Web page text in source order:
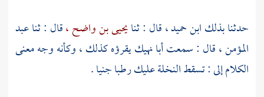
حدثنا بذلكابن حميد، قال : ثنايحيى بن واضح ،قال : ثناعبد
المؤمن ،قال : سمعتأبا نهيكيقرؤه كذلك ، وكأنه وجه معنى
الكلام إلى : تسقط النخلة عليك رطبا جنيا .